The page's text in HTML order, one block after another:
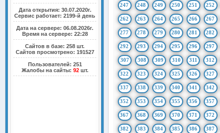
Дата открытия: 30.07.2020г.
Сервис работает: 2199-й день
Дата на сервере: 06.08.2026г.
Время на сервере: 22:28
Сайтов в базе: 258 шт.
Сайтов просмотрено: 191527
Пользователей: 251
Жалобы на сайты: 92шт.
247 248 249 250 251 252
262 263 264 265 266 267
277 278 279 280 281 282
292 293 294 295 296 297
307 308 309 310 311 312
322 323 324 325 326 327
337 338 339 340 341 342
352 353 354 355 356 357
367 368 369 370 371 372
382 383 384 385 386 387